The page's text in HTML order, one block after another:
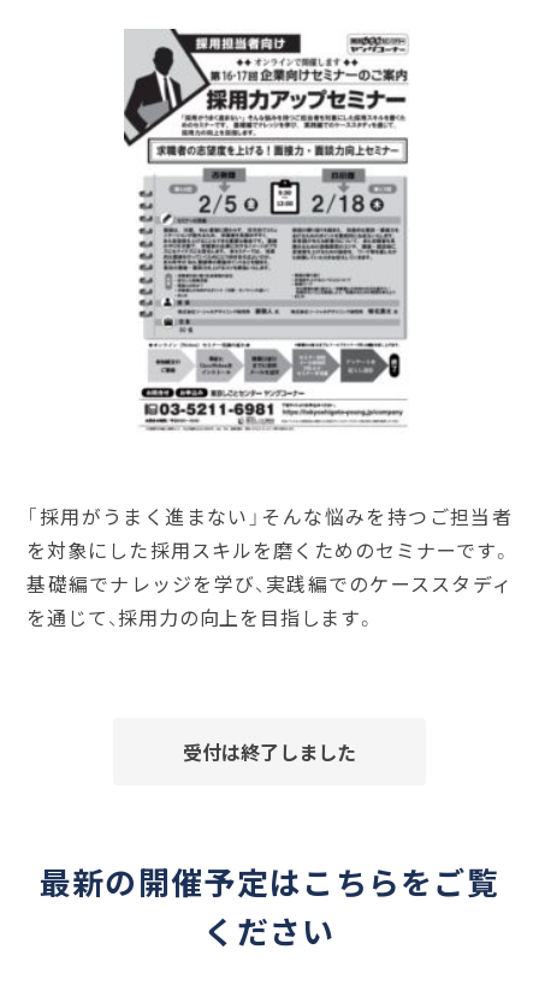
「採用がうまく進まない」そんな悩みを持つご担当者
を対象にした採用スキルを磨くためのセミナーです。
基礎編でナレッジを学び、実践編でのケーススタディ
を通じて、採用力の向上を目指します。
受付は終了しました
最新の開催予定はこちらをご覧
ください